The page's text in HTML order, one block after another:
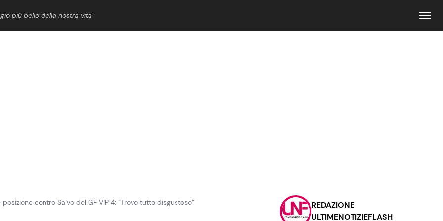
più bello della nostra vita”
Contattaci
Pubblicità
contro Salvo del GF VIP 4: “Trovo tutto disgustoso”
REDAZIONE
ULTIMENOTIZIEFLASH